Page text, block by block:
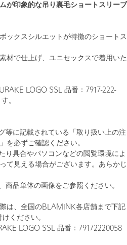
が印象的な吊り裏毛ショートスリーブ
ックスシルエットが特徴のショートス
材で仕上げ、ユニセックスで着用いた
LOGO SSL 品番：7917-222-
。
等に記載されている「取り扱い上の注
を必ずご確認ください。
り具合やパソコンなどの閲覧環境によ
て見える場合がございます。あらかじ
品単体の画像をご参照ください。
は、全国のBLAMINK各店舗まで下記
ください。
LOGO SSL 品番：79172220058